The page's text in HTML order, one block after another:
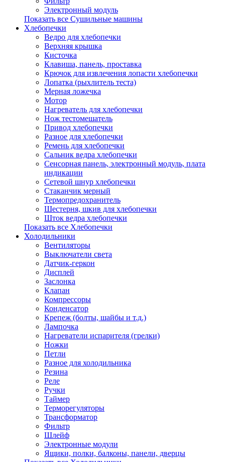
Электронный модуль
Показать все Сушильные машины
Хлебопечки
Ведро для хлебопечки
Верхняя крышка
Кисточка
Клавиша, панель, проставка
Крючок для извлечения лопасти хлебопечки
Лопатка (рыхлитель теста)
Мерная ложечка
Мотор
Нагреватель для хлебопечки
Нож тестомешатель
Привод хлебопечки
Разное для хлебопечки
Ремень для хлебопечки
Сальник ведра хлебопечки
Сенсорная панель, электронный модуль, плата
индикации
Сетевой шнур хлебопечки
Стаканчик мерный
Термопредохранитель
Шестерня, шкив для хлебопечки
Шток ведра хлебопечки
Показать все Хлебопечки
Холодильники
Вентиляторы
Выключатели света
Датчик-геркон
Дисплей
Заслонка
Клапан
Компрессоры
Конденсатор
Крепеж (болты, шайбы и т.д.)
Лампочка
Нагреватели испарителя (грелки)
Ножки
Петли
Разное для холодильника
Резина
Реле
Ручки
Таймер
Терморегуляторы
Трансформатор
Фильтр
Шлейф
Электронные модули
Ящики, полки, балконы, панели, дверцы